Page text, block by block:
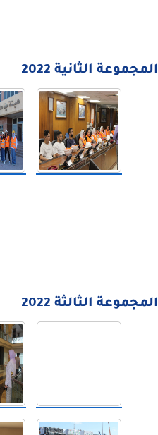
المجموعة الثانية 2022
المجموعة الثالثة 2022